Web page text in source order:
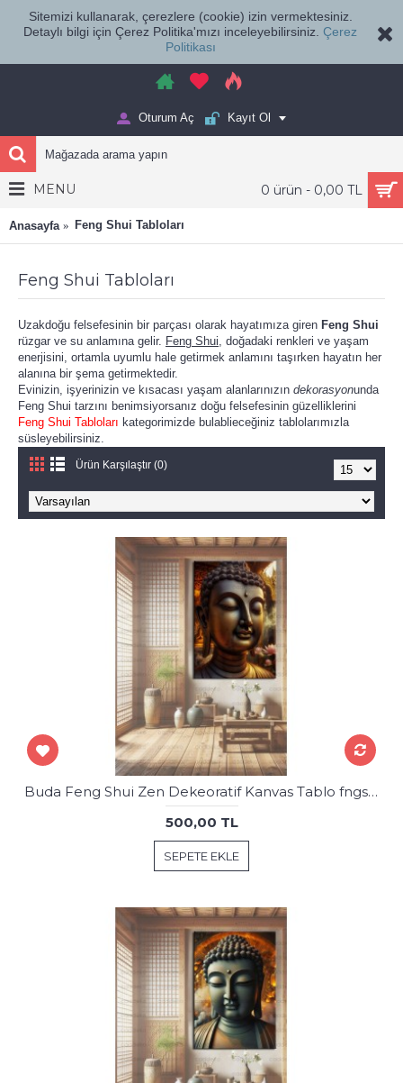
Sitemizi kullanarak, çerezlere (cookie) izin vermektesiniz.
Detaylı bilgi için Çerez Politika'mızı inceleyebilirsiniz. Çerez
Politikası
Oturum Aç Kayıt Ol
0 ürün - 0,00 TL
MENU
Anasayfa Feng Shui Tabloları
Feng Shui Tabloları
Uzakdoğu felsefesinin bir parçası olarak hayatımıza giren Feng Shui
rüzgar ve su anlamına gelir. Feng Shui, doğadaki renkleri ve yaşam
enerjisini, ortamla uyumlu hale getirmek anlamını taşırken hayatın her
alanına bir şema getirmektedir.
Evinizin, işyerinizin ve kısacası yaşam alanlarınızın dekorasyonunda
Feng Shui tarzını benimsiyorsanız doğu felsefesinin güzelliklerini
Feng Shui Tabloları kategorimizde bulablieceğiniz tablolarımızla
süsleyebilirsiniz.
Ürün Karşılaştır (0)
Buda Feng Shui Zen Dekeoratif Kanvas Tablo fngs28
500,00 TL
SEPETE EKLE